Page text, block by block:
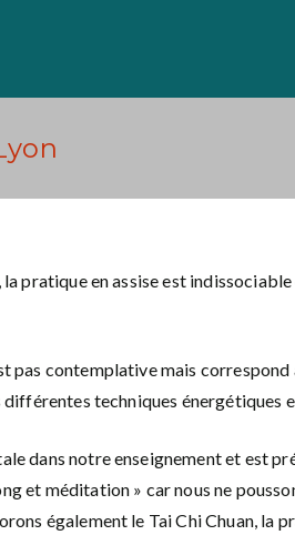
la pratique en assise est
pas contemplative mais
techniques énergétiques
dans notre enseignement et est
et méditation » car nous ne
également le Tai Chi Chuan,